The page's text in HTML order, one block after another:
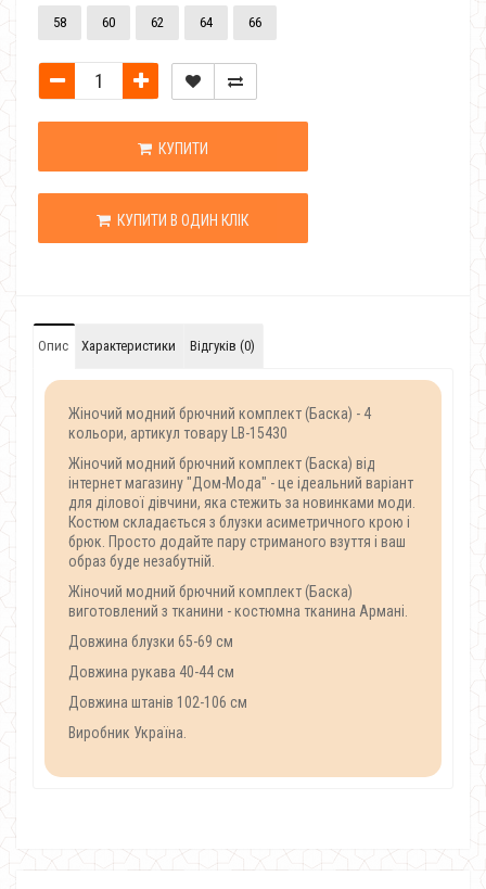
58 60 62 64 66
КУПИТИ
КУПИТИ В ОДИН КЛІК
Опис Характеристики Відгуків (0)
Жіночий модний брючний комплект (Баска) - 4
кольори, артикул товару LB-15430
Жіночий модний брючний комплект (Баска) від
інтернет магазину "Дом-Мода" - це ідеальний варіант
для ділової дівчини, яка стежить за новинками моди.
Костюм складається з блузки асиметричного крою і
брюк. Просто додайте пару стриманого взуття і ваш
образ буде незабутній.
Жіночий модний брючний комплект (Баска)
виготовлений з тканини - костюмна тканина Армані.
Довжина блузки 65-69 см
Довжина рукава 40-44 см
Довжина штанів 102-106 см
Виробник Україна.